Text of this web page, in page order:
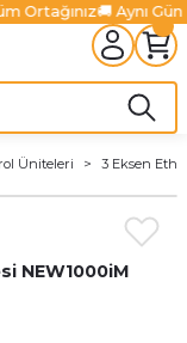
Ortağınız🚚 Aynı
Ürünleri
Kesim Kafaları
Koruyucu Camlar
Nozulları
Üniteleri 3 Eksen
NEW1000iM